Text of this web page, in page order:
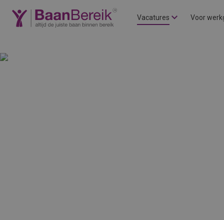
Vacatures Voor